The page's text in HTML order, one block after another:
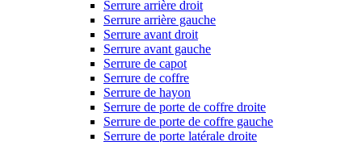
Serrure arrière droit
Serrure arrière gauche
Serrure avant droit
Serrure avant gauche
Serrure de capot
Serrure de coffre
Serrure de hayon
Serrure de porte de coffre droite
Serrure de porte de coffre gauche
Serrure de porte latérale droite